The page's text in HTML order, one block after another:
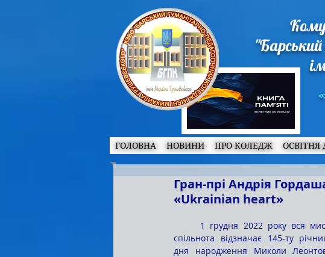
ГОЛОВНА НОВИНИ ПРО КОЛЕДЖ ОСВІТНЯ
Гран-прі Андрія
«Ukrainian heart»
спільнота відзначає 145-ту
дня народження Миколи